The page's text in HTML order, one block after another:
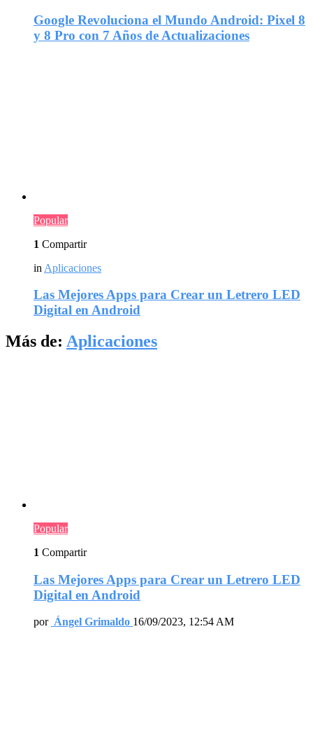
Google Revoluciona el Mundo Android: Pixel 8
y 8 Pro con 7 Años de Actualizaciones
Popular
1 Compartir
in Aplicaciones
Las Mejores Apps para Crear un Letrero LED
Digital en Android
Más de: Aplicaciones
Popular
1 Compartir
Las Mejores Apps para Crear un Letrero LED
Digital en Android
por Ángel Grimaldo 16/09/2023, 12:54 AM